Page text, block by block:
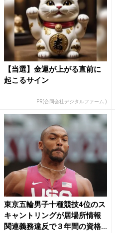
【当選】金運が上がる直前に
起こるサイン
PR(合同会社デジタルファーム )
東京五輪男子十種競技4位のス
キャントリングが居場所情報
関連義務違反で３年間の資格...